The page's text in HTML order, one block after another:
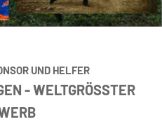
UND HELFER
- WELTGRÖSSTER H